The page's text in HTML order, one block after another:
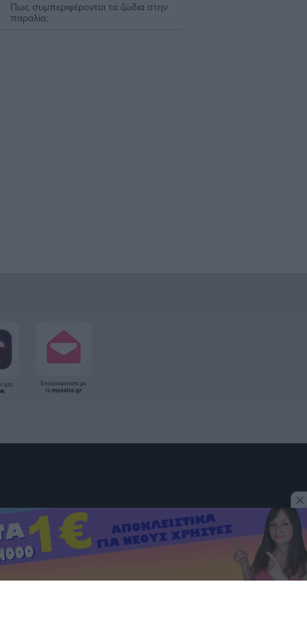
Πως συμπεριφέρονται τα ζώδια στην
παραλία;